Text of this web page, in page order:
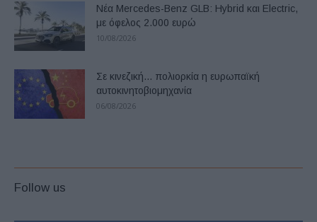
Νέα Mercedes-Benz GLB: Hybrid και Electric,
με όφελος 2.000 ευρώ
10/08/2026
Σε κινεζική… πολιορκία η ευρωπαϊκή
αυτοκινητοβιομηχανία
06/08/2026
Follow us